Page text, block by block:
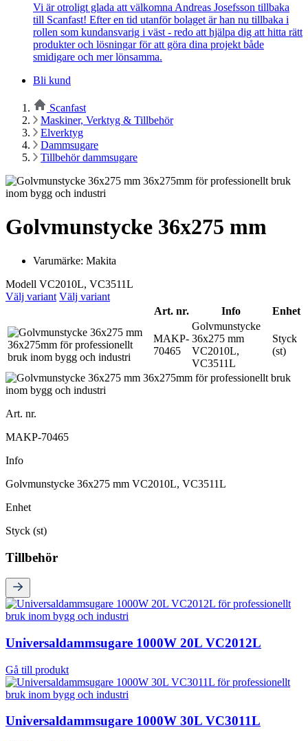
Vi är otroligt glada att välkomna Andreas Josefsson tillbaka
till Scanfast! Efter en tid utanför bolaget är han nu tillbaka i
rollen som kundansvarig i väst - redo att hjälpa dig att hitta rätt
produkter och lösningar för att göra dina projekt både
smidigare och mer lönsamma.
Bli kund
Scanfast
Maskiner, Verktyg & Tillbehör
Elverktyg
Dammsugare
Tillbehör dammsugare
Golvmunstycke 36x275 mm
Varumärke: Makita
Modell VC2010L, VC3511L
Välj variant Välj variant
Art. nr.
Info Enhet
MAKP-
70465
Golvmunstycke
36x275 mm
VC2010L,
VC3511L
Styck
(st)
Art. nr.
MAKP-70465
Info
Golvmunstycke 36x275 mm VC2010L, VC3511L
Enhet
Styck (st)
Tillbehör
Universaldammsugare 1000W 20L VC2012L
Gå till produkt
Universaldammsugare 1000W 30L VC3011L